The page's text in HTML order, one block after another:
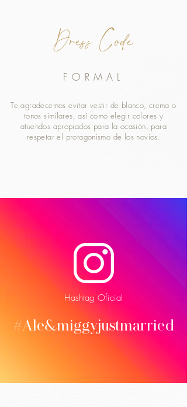
Dress Code
FORMAL
Te agradecemos evitar vestir de blanco, crema o
tonos similares, así como elegir colores y
atuendos apropiados para la ocasión, para
respetar el protagonismo de los novios.
Hashtag Oficial
#Ale&miggyjustmarried